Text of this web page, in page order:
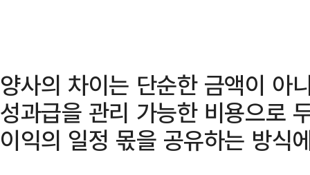
양사의 차이는 단순한 금액이 아
성과급을 관리 가능한 비용으로
이익의 일정 몫을 공유하는 방식